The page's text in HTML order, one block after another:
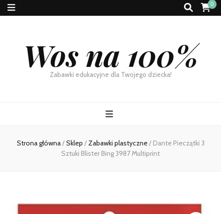
0
Wos na 100%
Zabawki edukacyjne dla Twojego dziecka!
Strona główna/Sklep /Zabawki plastyczne/ Dante Pieczątki 3
Sztuki Blister Bing 3987 Multiprint